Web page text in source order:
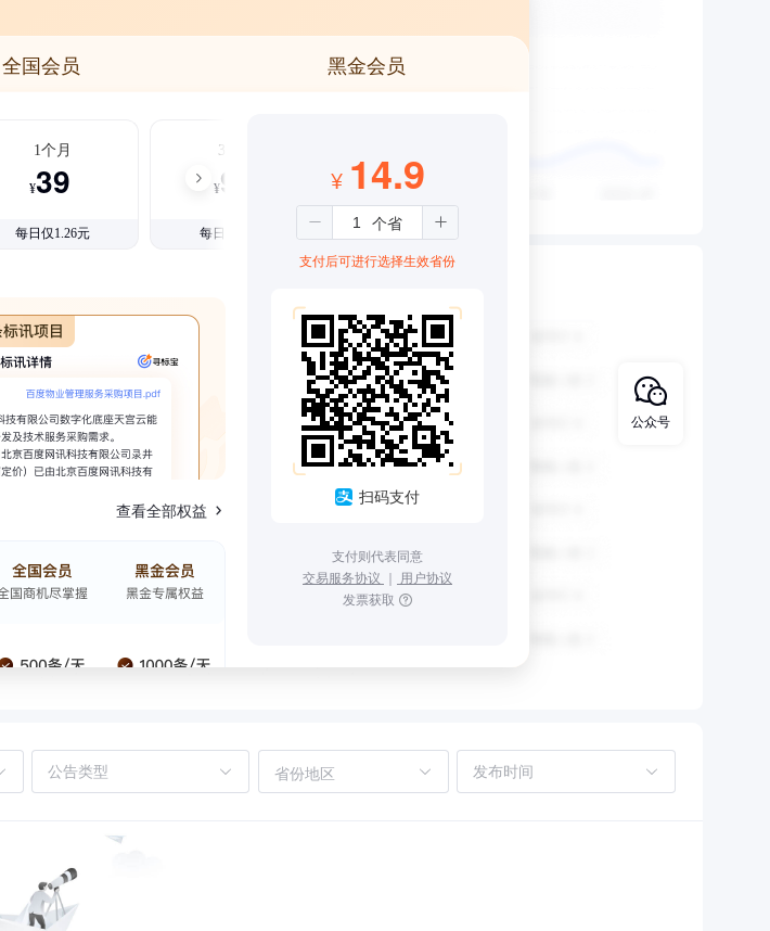
全国会员 黑金会员
1个月
¥39
每日仅1.26元
3个月
¥99
每日仅1.08元
查看全部权益
¥ 14.9
支付后可进行选择生效省份
扫码支付
支付则代表同意
交易服务协议 ｜ 用户协议
发票获取
省份地区
公众号